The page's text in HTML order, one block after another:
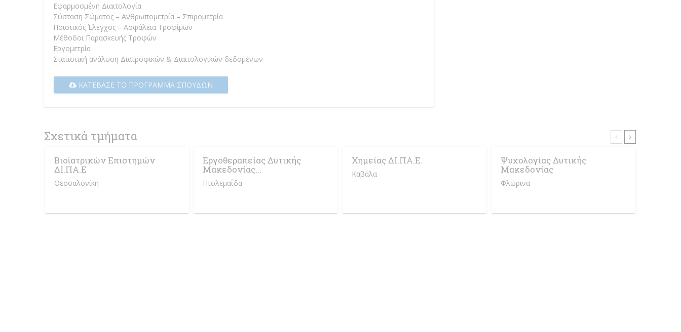
Εφαρμοσμένη Διαιτολογία
Σύσταση Σώματος – Ανθρωπομετρία – Σπιρομετρία
Ποιοτικός Έλεγχος – Ασφάλεια Τροφίμων
Μέθοδοι Παρασκευής Τροφών
Εργομετρία
Στατιστική ανάλυση Διατροφικών & Διαιτολογικών δεδομένων
ΚΑΤΈΒΑΣΕ ΤΟ ΠΡΌΓΡΑΜΜΑ ΣΠΟΥΔΏΝ
Σχετικά τμήματα
Βιοϊατρικών Επιστημών
ΔΙ.ΠΑ.Ε
Θεσσαλονίκη
Εργοθεραπείας Δυτικής
Μακεδονίας...
Πτολεμαΐδα
Χημείας ΔΙ.ΠΑ.Ε.
Καβάλα
Ψυχολογίας Δυτικής
Μακεδονίας
Φλώρινα